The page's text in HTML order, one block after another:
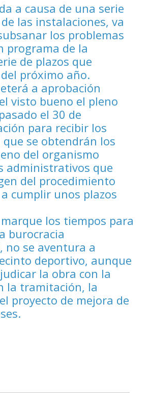
a causa de una serie
las instalaciones, va
los problemas
programa de la
de plazos que
próximo año.
a aprobación
visto bueno el pleno
el 30 de
para recibir los
se obtendrán los
del organismo
administrativos que
del procedimiento
cumplir unos plazos
los tiempos para
burocracia
no se aventura a
deportivo, aunque
la obra con la
la tramitación, la
proyecto de mejora de